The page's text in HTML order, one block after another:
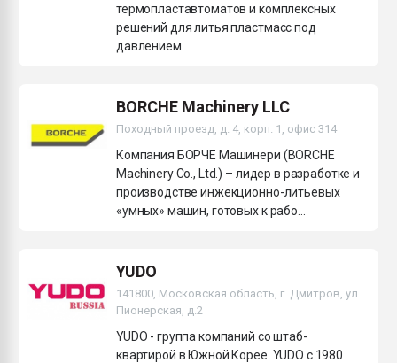
термопластавтоматов и комплексных
решений для литья пластмасс под
давлением.
YUDO
141800, Московская область, г. Дмитров, ул.
Пионерская, д.2
YUDO - группа компаний со штаб-
квартирой в Южной Корее. YUDO c 1980
BORCHE Machinery LLC
Походный проезд, д. 4, корп. 1, офис 314
Компания БОРЧЕ Машинери (BORCHE
Machinery Co., Ltd.) – лидер в разработке и
производстве инжекционно-литьевых
«умных» машин, готовых к рабо...